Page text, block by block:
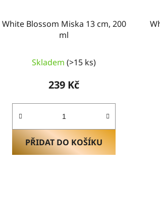
White Blossom Miska 13 cm, 200
ml
Skladem(>15 ks)
239 Kč
PŘIDAT DO KOŠÍKU